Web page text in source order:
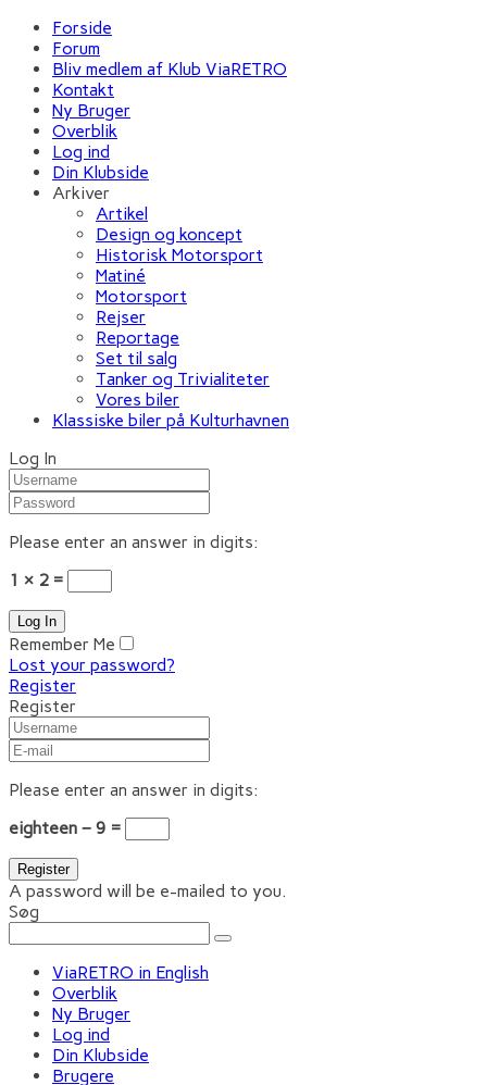
Forside
Forum
Bliv medlem af Klub ViaRETRO
Kontakt
Ny Bruger
Overblik
Log ind
Din Klubside
Arkiver
Artikel
Design og koncept
Historisk Motorsport
Matiné
Motorsport
Rejser
Reportage
Set til salg
Tanker og Trivialiteter
Vores biler
Klassiske biler på Kulturhavnen
Log In
Please enter an answer in digits:
1 × 2 =
Remember Me
Lost your password?
Register
Register
Please enter an answer in digits:
eighteen − 9 =
A password will be e-mailed to you.
Søg
ViaRETRO in English
Overblik
Ny Bruger
Log ind
Din Klubside
Brugere